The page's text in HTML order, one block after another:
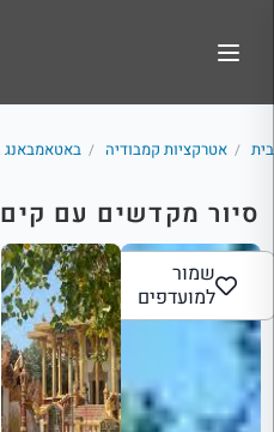
בית / אטרקציות קמבודיה / באטאמבאנג
סיור מקדשים עם קים
שמור
למועדפים